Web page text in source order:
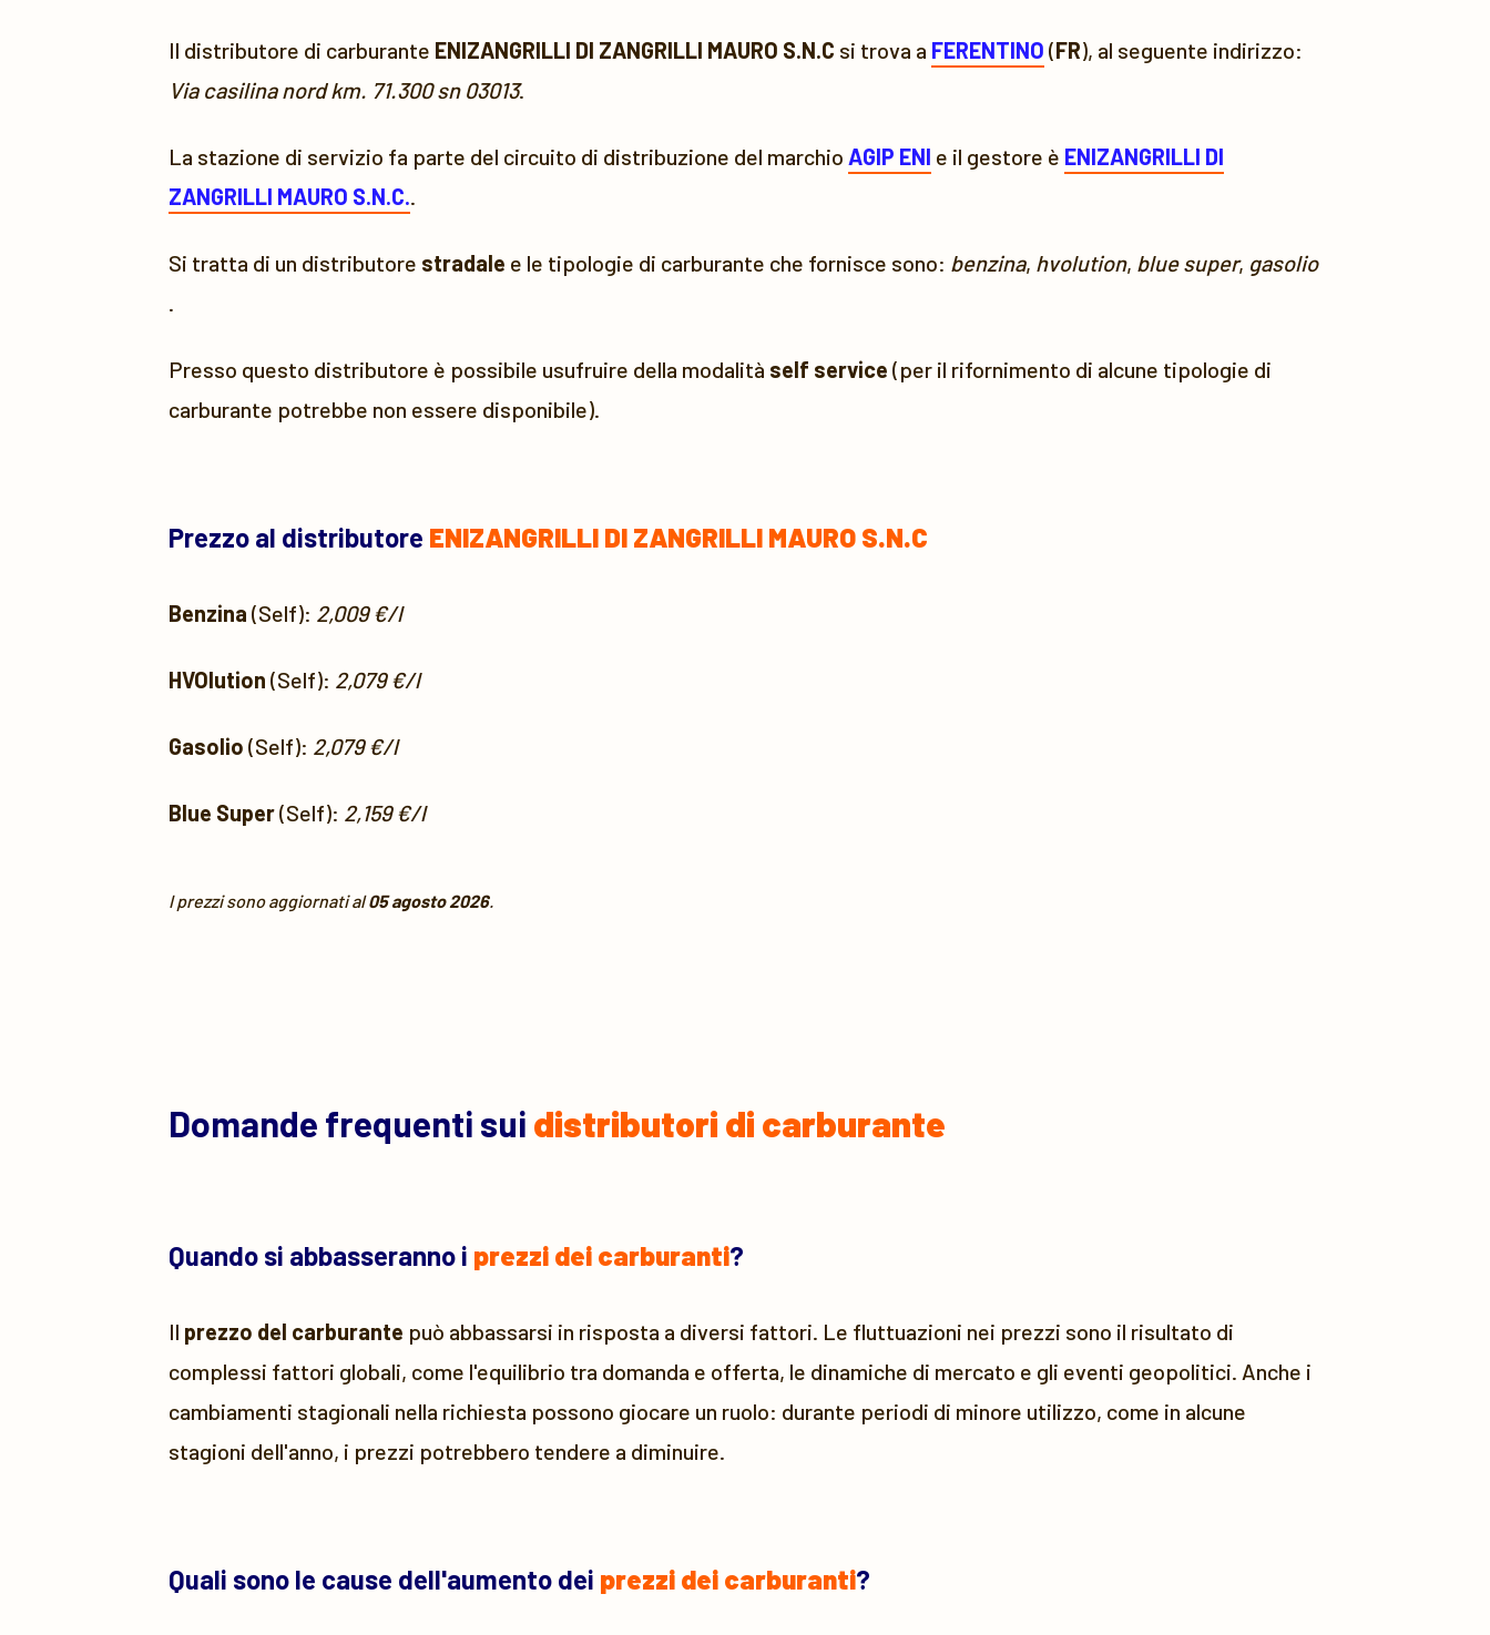
Il distributore di carburante ENIZANGRILLI DI ZANGRILLI MAURO S.N.C si trova a FERENTINO (FR), al seguente indirizzo:
Via casilina nord km. 71.300 sn 03013.
La stazione di servizio fa parte del circuito di distribuzione del marchio AGIP ENI e il gestore è ENIZANGRILLI DI
ZANGRILLI MAURO S.N.C..
Si tratta di un distributore stradale e le tipologie di carburante che fornisce sono: benzina, hvolution, blue super, gasolio
.
Presso questo distributore è possibile usufruire della modalità self service (per il rifornimento di alcune tipologie di
carburante potrebbe non essere disponibile).
Prezzo al distributore ENIZANGRILLI DI ZANGRILLI MAURO S.N.C
Benzina (Self): 2,009 €/l
HVOlution (Self): 2,079 €/l
Gasolio (Self): 2,079 €/l
Blue Super(Self): 2,159 €/l
I prezzi sono aggiornati al05 agosto 2026.
Domande frequenti sui distributori di carburante
Quando si abbasseranno i prezzi dei carburanti?
Il prezzo del carburante può abbassarsi in risposta a diversi fattori. Le fluttuazioni nei prezzi sono il risultato di
complessi fattori globali, come l'equilibrio tra domanda e offerta, le dinamiche di mercato e gli eventi geopolitici. Anche i
cambiamenti stagionali nella richiesta possono giocare un ruolo: durante periodi di minore utilizzo, come in alcune
stagioni dell'anno, i prezzi potrebbero tendere a diminuire.
Quali sono le cause dell'aumento dei prezzi dei carburanti?